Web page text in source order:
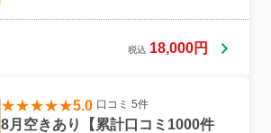
税込 18,000円
5.0 口コミ 5件
8月空きあり【累計口コミ1000件